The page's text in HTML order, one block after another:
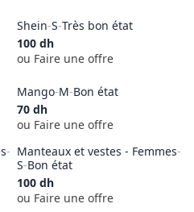
Shein-S-Très bon état
100 dh
ou Faire une offre
Mango-M-Bon état
70 dh
ou Faire une offre
- Manteaux et vestes - Femmes-
S-Bon état
100 dh
ou Faire une offre